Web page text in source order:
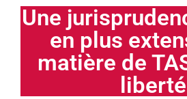
Une
en plus
matière de
liberté